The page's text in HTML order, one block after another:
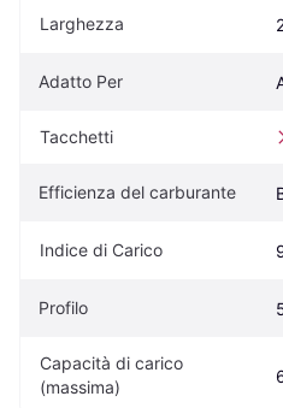
Larghezza
Adatto Per
Tacchetti
Efficienza del carburante
Indice di Carico
Profilo
Capacità di carico
(massima)